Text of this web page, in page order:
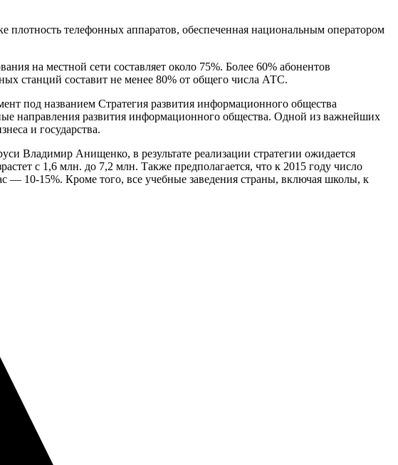
плотность телефонных аппаратов, обеспеченная национальным оператором
на местной сети составляет около 75%. Более 60% абонентов
станций составит не менее 80% от общего числа АТС.
под названием Стратегия развития информационного общества
направления развития информационного общества. Одной из важнейших
и государства.
Владимир Анищенко, в результате реализации стратегии ожидается
с 1,6 млн. до 7,2 млн. Также предполагается, что к 2015 году число
— 10-15%. Кроме того, все учебные заведения страны, включая школы, к